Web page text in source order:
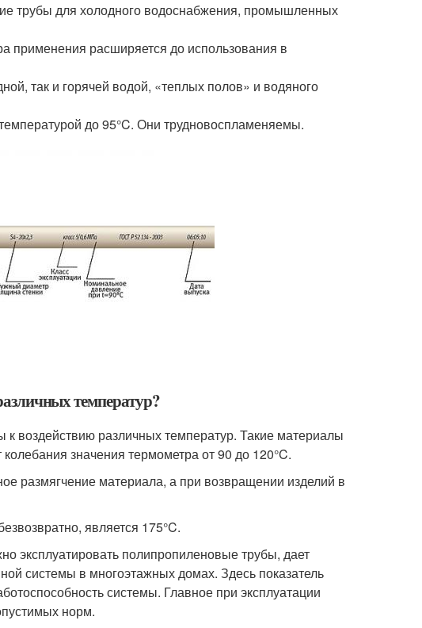
трубы для холодного водоснабжения, промышленных
применения расширяется до использования в
так и горячей водой, «теплых полов» и водяного
до 95°C. Они трудновоспламеняемы.
температур?
воздействию различных температур. Такие материалы
значения термометра от 90 до 120°C.
размягчение материала, а при возвращении изделий в
является 175°C.
эксплуатировать полипропиленовые трубы, дает
системы в многоэтажных домах. Здесь показатель
системы. Главное при эксплуатации
норм.